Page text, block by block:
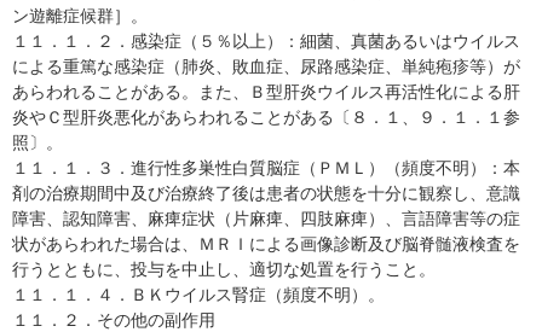
ン遊離症候群］。
１１．１．２．感染症（５％以上）：細菌、真菌あるいはウイルス
による重篤な感染症（肺炎、敗血症、尿路感染症、単純疱疹等）が
あらわれることがある。また、Ｂ型肝炎ウイルス再活性化による肝
炎やＣ型肝炎悪化があらわれることがある〔８．１、９．１．１参
照〕。
１１．１．３．進行性多巣性白質脳症（ＰＭＬ）（頻度不明）：本
剤の治療期間中及び治療終了後は患者の状態を十分に観察し、意識
障害、認知障害、麻痺症状（片麻痺、四肢麻痺）、言語障害等の症
状があらわれた場合は、ＭＲＩによる画像診断及び脳脊髄液検査を
行うとともに、投与を中止し、適切な処置を行うこと。
１１．１．４．ＢＫウイルス腎症（頻度不明）。
１１．２．その他の副作用